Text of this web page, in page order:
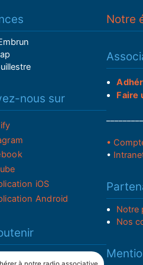
nous sur
iOS
Android
Notre
Faire
•
•
Notre
Nos